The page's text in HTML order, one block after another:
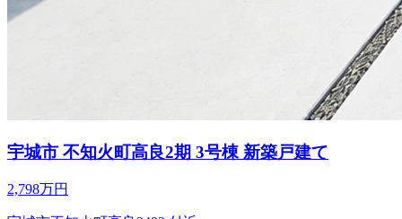
宇城市 不知火町高良2期 3号棟 新築戸建て
2,798万円